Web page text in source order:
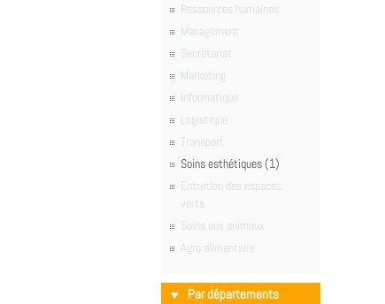
Ressources humaines
Management
Secrétariat
Marketing
Informatique
Logistique
Transport
Soins esthétiques (1)
Entretien des espaces
verts
Soins aux animaux
Agro alimentaire
Par départements